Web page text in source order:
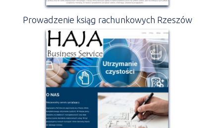
Prowadzenie ksiąg rachunkowych Rzeszów